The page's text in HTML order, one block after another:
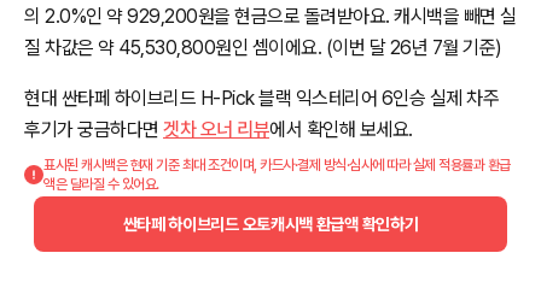
의 2.0%인 약 929,200원을 현금으로 돌려받아요. 캐시백을 빼면 실
질 차값은 약 45,530,800원인 셈이에요. (이번 달 26년 7월 기준)
현대 싼타페 하이브리드 H-Pick 블랙 익스테리어 6인승 실제 차주
후기가 궁금하다면 겟차 오너 리뷰에서 확인해 보세요.
표시된 캐시백은 현재 기준 최대 조건이며, 카드사·결제 방식·심사에 따라 실제 적용률과 환급
액은 달라질 수 있어요.
싼타페 하이브리드 오토캐시백 환급액 확인하기